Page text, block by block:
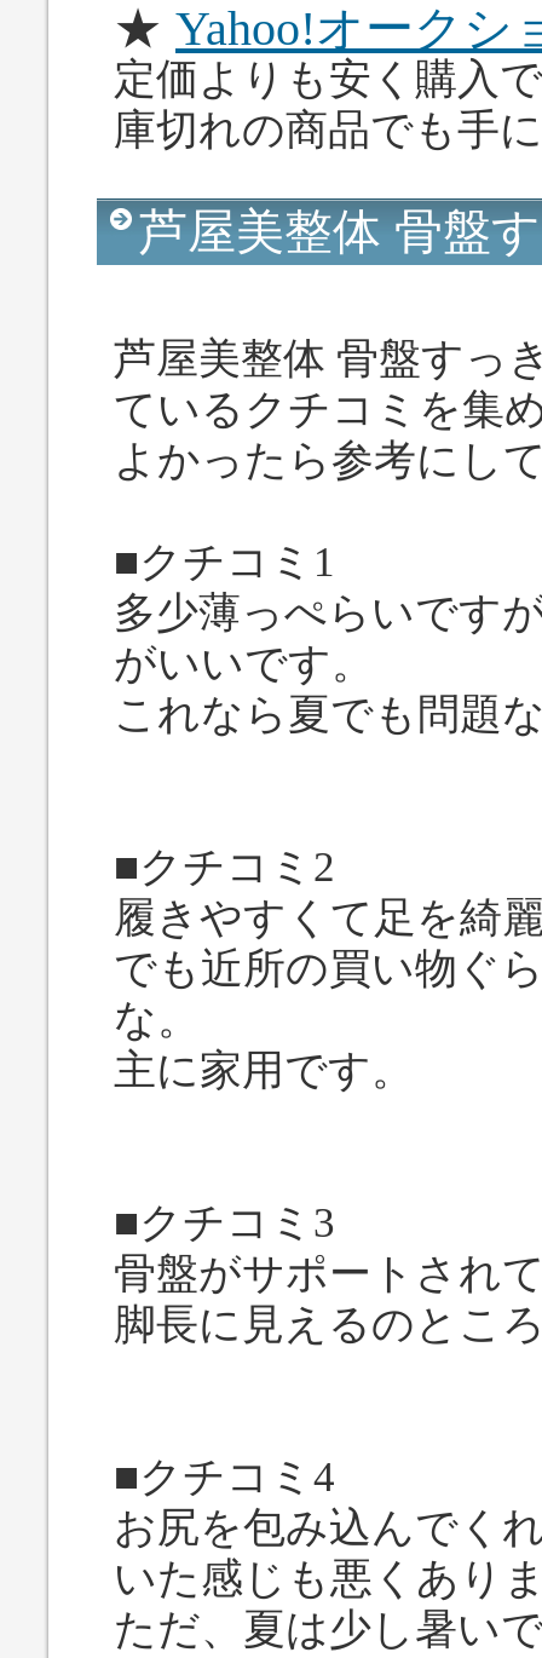
★ Yahoo!オークシ
定価よりも安く購入
庫切れの商品でも手
芦屋美整体 骨盤
芦屋美整体 骨盤すっ
ているクチコミを集
よかったら参考にし
■クチコミ1
多少薄っぺらいです
がいいです。
これなら夏でも問題
■クチコミ2
履きやすくて足を綺
でも近所の買い物ぐ
な。
主に家用です。
■クチコミ3
骨盤がサポートされ
脚長に見えるのとこ
■クチコミ4
お尻を包み込んでく
いた感じも悪くあり
ただ、夏は少し暑い